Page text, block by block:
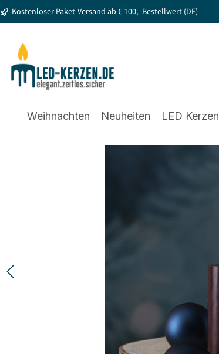
Zur Hauptnavigation springen
Kostenloser Paket-Versand ab € 100,- Bestellwert (DE)
Weihnachten Neuheiten LED Kerzen